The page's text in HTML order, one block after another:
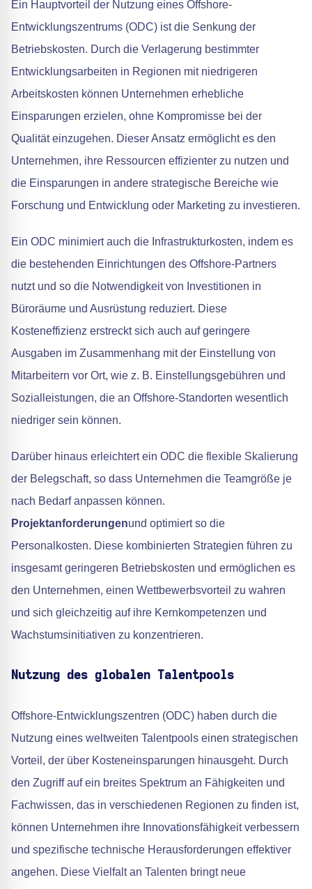
Ein Hauptvorteil der Nutzung eines Offshore-
Entwicklungszentrums (ODC) ist die Senkung der
Betriebskosten. Durch die Verlagerung bestimmter
Entwicklungsarbeiten in Regionen mit niedrigeren
Arbeitskosten können Unternehmen erhebliche
Einsparungen erzielen, ohne Kompromisse bei der
Qualität einzugehen. Dieser Ansatz ermöglicht es den
Unternehmen, ihre Ressourcen effizienter zu nutzen und
die Einsparungen in andere strategische Bereiche wie
Forschung und Entwicklung oder Marketing zu investieren.
Ein ODC minimiert auch die Infrastrukturkosten, indem es
die bestehenden Einrichtungen des Offshore-Partners
nutzt und so die Notwendigkeit von Investitionen in
Büroräume und Ausrüstung reduziert. Diese
Kosteneffizienz erstreckt sich auch auf geringere
Ausgaben im Zusammenhang mit der Einstellung von
Mitarbeitern vor Ort, wie z. B. Einstellungsgebühren und
Sozialleistungen, die an Offshore-Standorten wesentlich
niedriger sein können.
Darüber hinaus erleichtert ein ODC die flexible Skalierung
der Belegschaft, so dass Unternehmen die Teamgröße je
nach Bedarf anpassen können.
Projektanforderungenund optimiert so die
Personalkosten. Diese kombinierten Strategien führen zu
insgesamt geringeren Betriebskosten und ermöglichen es
den Unternehmen, einen Wettbewerbsvorteil zu wahren
und sich gleichzeitig auf ihre Kernkompetenzen und
Wachstumsinitiativen zu konzentrieren.
Nutzung des globalen Talentpools
Offshore-Entwicklungszentren (ODC) haben durch die
Nutzung eines weltweiten Talentpools einen strategischen
Vorteil, der über Kosteneinsparungen hinausgeht. Durch
den Zugriff auf ein breites Spektrum an Fähigkeiten und
Fachwissen, das in verschiedenen Regionen zu finden ist,
können Unternehmen ihre Innovationsfähigkeit verbessern
und spezifische technische Herausforderungen effektiver
angehen. Diese Vielfalt an Talenten bringt neue